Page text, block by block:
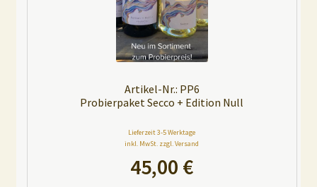
Artikel-Nr.: PP6
Probierpaket Secco + Edition Null
Lieferzeit 3-5 Werktage
inkl. MwSt. zzgl. Versand
45,00 €